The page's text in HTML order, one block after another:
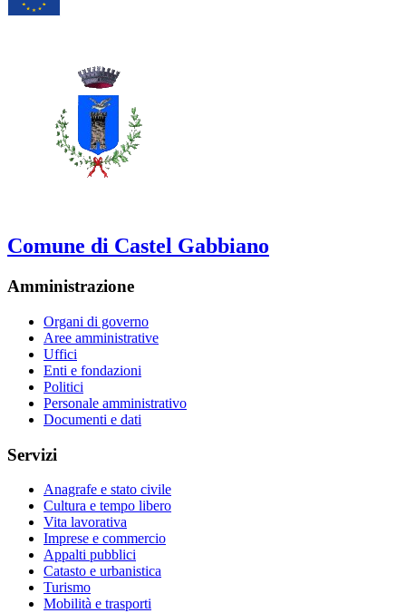
Comune di Castel Gabbiano
Amministrazione
Organi di governo
Aree amministrative
Uffici
Enti e fondazioni
Politici
Personale amministrativo
Documenti e dati
Servizi
Anagrafe e stato civile
Cultura e tempo libero
Vita lavorativa
Imprese e commercio
Appalti pubblici
Catasto e urbanistica
Turismo
Mobilità e trasporti